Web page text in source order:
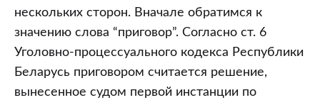
нескольких сторон. Вначале обратимся к
значению слова “приговор”. Согласно ст. 6
Уголовно-процессуального кодекса Республики
Беларусь приговором считается решение,
вынесенное судом первой инстанции по